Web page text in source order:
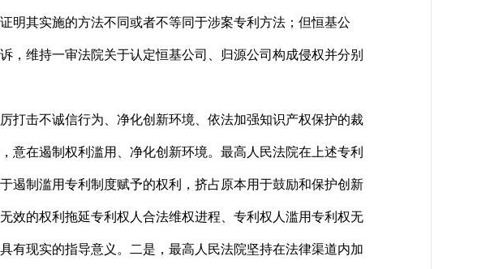
明其实施的方法不同或者不等同于涉案专利方法；但恒基公
，维持一审法院关于认定恒基公司、归源公司构成侵权并分别
击不诚信行为、净化创新环境、依法加强知识产权保护的裁
意在遏制权利滥用、净化创新环境。最高人民法院在上述专利
遏制滥用专利制度赋予的权利，挤占原本用于鼓励和保护创新
效的权利拖延专利权人合法维权进程、专利权人滥用专利权无
有现实的指导意义。二是，最高人民法院坚持在法律渠道内加